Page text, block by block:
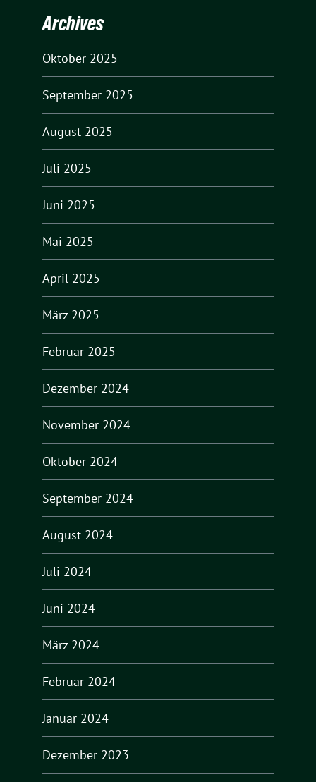
Archives
Oktober 2025
September 2025
August 2025
Juli 2025
Juni 2025
Mai 2025
April 2025
März 2025
Februar 2025
Dezember 2024
November 2024
Oktober 2024
September 2024
August 2024
Juli 2024
Juni 2024
März 2024
Februar 2024
Januar 2024
Dezember 2023